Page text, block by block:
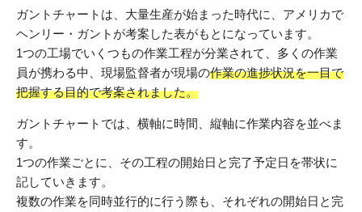
ガントチャートは、大量生産が始まった時代に、アメリカで
ヘンリー・ガントが考案した表がもとになっています。
1つの工場でいくつもの作業工程が分業されて、多くの作業
員が携わる中、現場監督者が現場の作業の進捗状況を一目で
把握する目的で考案されました。
ガントチャートでは、横軸に時間、縦軸に作業内容を並べま
す。
1つの作業ごとに、その工程の開始日と完了予定日を帯状に
記していきます。
複数の作業を同時並行的に行う際も、それぞれの開始日と完